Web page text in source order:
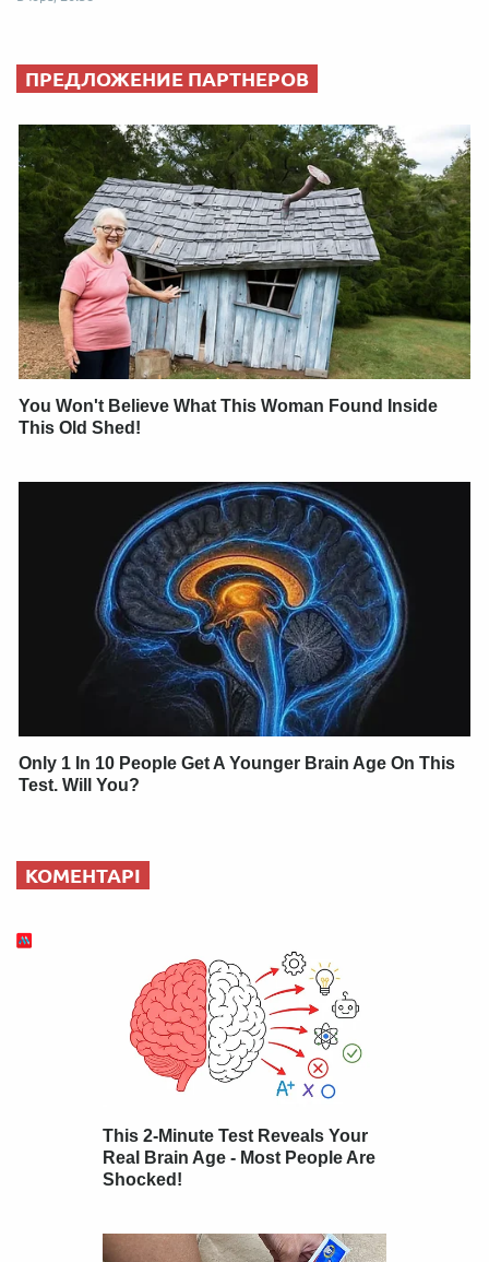
ПРЕДЛОЖЕНИЕ ПАРТНЕРОВ
You Won't Believe What This Woman Found Inside
This Old Shed!
Only 1 In 10 People Get A Younger Brain Age On This
Test. Will You?
КОМЕНТАРІ